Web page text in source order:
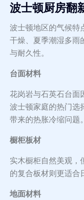
波士顿厨房翻
波士顿地区的气候特
干燥、夏季潮湿多雨
与耐久性。
台面材料
花岗岩与石英石台面
波士顿家庭的热门选
带来的热胀冷缩问题。
橱柜板材
实木橱柜自然美观，
的复合板材则更适合
地面材料